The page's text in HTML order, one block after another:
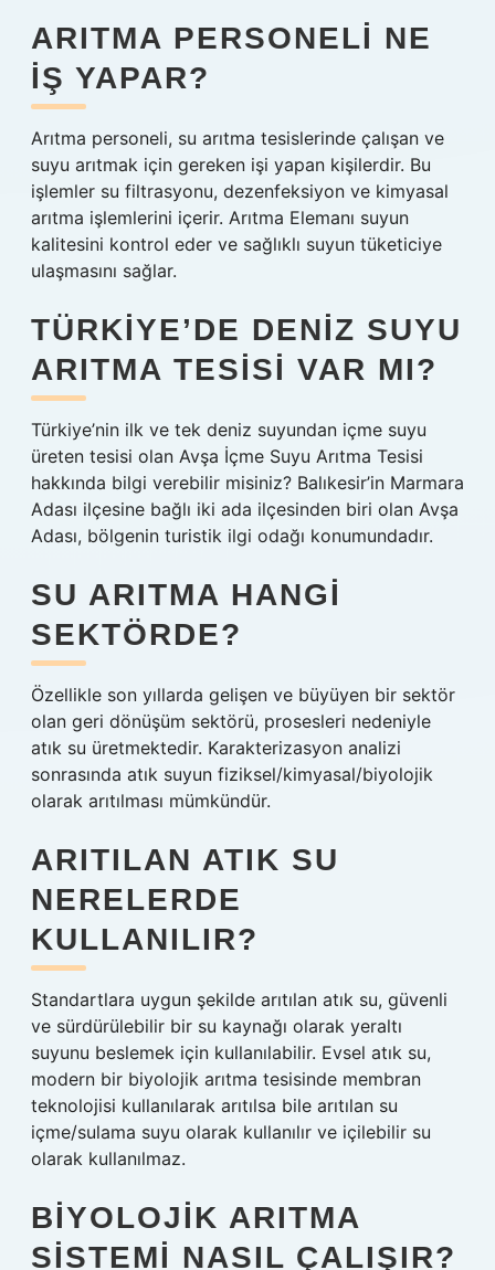
ARITMA PERSONELI NE
IŞ YAPAR?
Arıtma personeli, su arıtma tesislerinde çalışan ve
suyu arıtmak için gereken işi yapan kişilerdir. Bu
işlemler su filtrasyonu, dezenfeksiyon ve kimyasal
arıtma işlemlerini içerir. Arıtma Elemanı suyun
kalitesini kontrol eder ve sağlıklı suyun tüketiciye
ulaşmasını sağlar.
TÜRKIYE’DE DENIZ SUYU
ARITMA TESISI VAR MI?
Türkiye’nin ilk ve tek deniz suyundan içme suyu
üreten tesisi olan Avşa İçme Suyu Arıtma Tesisi
hakkında bilgi verebilir misiniz? Balıkesir’in Marmara
Adası ilçesine bağlı iki ada ilçesinden biri olan Avşa
Adası, bölgenin turistik ilgi odağı konumundadır.
SU ARITMA HANGI
SEKTÖRDE?
Özellikle son yıllarda gelişen ve büyüyen bir sektör
olan geri dönüşüm sektörü, prosesleri nedeniyle
atık su üretmektedir. Karakterizasyon analizi
sonrasında atık suyun fiziksel/kimyasal/biyolojik
olarak arıtılması mümkündür.
ARITILAN ATIK SU
NERELERDE
KULLANILIR?
Standartlara uygun şekilde arıtılan atık su, güvenli
ve sürdürülebilir bir su kaynağı olarak yeraltı
suyunu beslemek için kullanılabilir. Evsel atık su,
modern bir biyolojik arıtma tesisinde membran
teknolojisi kullanılarak arıtılsa bile arıtılan su
içme/sulama suyu olarak kullanılır ve içilebilir su
olarak kullanılmaz.
BIYOLOJIK ARITMA
SISTEMI NASIL ÇALIŞIR?